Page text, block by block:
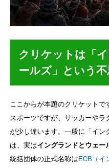
クリケットは「
ールズ」という
ここからが本題のクリケット
スポーツですが、サッカーや
が少し違います。一般に「イン
は、実はイングランドとウェー
統括団体の正式名称はECB（イ